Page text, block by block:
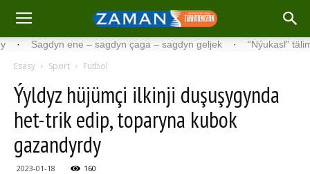
ene – sagdyn çaga – sagdyn geljek · “Nýukasl” tälimçisini
Esasy Sport Futbol
Ýyldyz hüjümçi ilkinji duşuşygynda
het-trik edip, toparyna kubok
gazandyrdy
2023-01-18 160